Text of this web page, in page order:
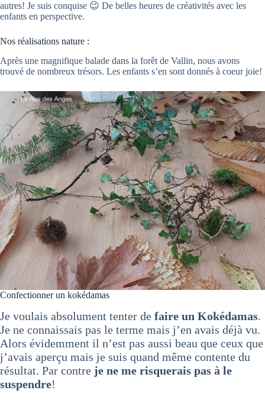
autres! Je suis conquise 😉 De belles heures de créativités avec les
enfants en perspective.
Nos réalisations nature :
Après une magnifique balade dans la forêt de Vallin, nous avons
trouvé de nombreux trésors. Les enfants s’en sont donnés à coeur joie!
Confectionner un kokédamas
Je voulais absolument tenter de faire un Kokédamas.
Je ne connaissais pas le terme mais j’en avais déjà vu.
Alors évidemment il n’est pas aussi beau que ceux que
j’avais aperçu mais je suis quand même contente du
résultat. Par contre je ne me risquerais pas à le
suspendre!